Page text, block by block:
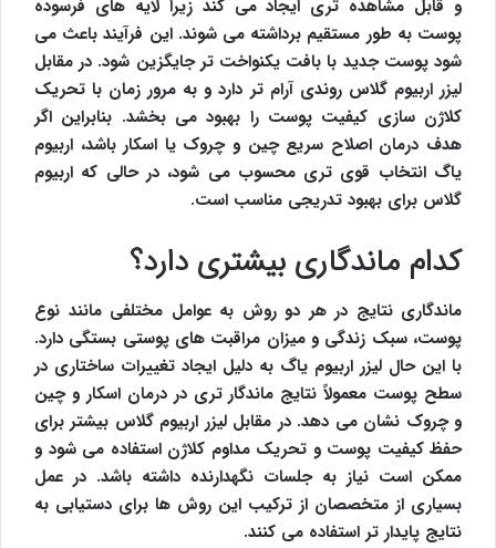
و قابل مشاهده تری ایجاد می کند زیرا لایه های فرسوده
پوست به طور مستقیم برداشته می شوند. این فرآیند باعث می
شود پوست جدید با بافت یکنواخت تر جایگزین شود. در مقابل
لیزر اربیوم گلاس روندی آرام تر دارد و به مرور زمان با تحریک
کلاژن سازی کیفیت پوست را بهبود می بخشد. بنابراین اگر
هدف درمان اصلاح سریع چین و چروک یا اسکار باشد، اربیوم
یاگ انتخاب قوی تری محسوب می شود، در حالی که اربیوم
گلاس برای بهبود تدریجی مناسب است.
کدام ماندگاری بیشتری دارد؟
ماندگاری نتایج در هر دو روش به عوامل مختلفی مانند نوع
پوست، سبک زندگی و میزان مراقبت های پوستی بستگی دارد.
با این حال لیزر اربیوم یاگ به دلیل ایجاد تغییرات ساختاری در
سطح پوست معمولاً نتایج ماندگار تری در درمان اسکار و چین
و چروک نشان می دهد. در مقابل لیزر اربیوم گلاس بیشتر برای
حفظ کیفیت پوست و تحریک مداوم کلاژن استفاده می شود و
ممکن است نیاز به جلسات نگهدارنده داشته باشد. در عمل
بسیاری از متخصصان از ترکیب این روش ها برای دستیابی به
نتایج پایدار تر استفاده می کنند.